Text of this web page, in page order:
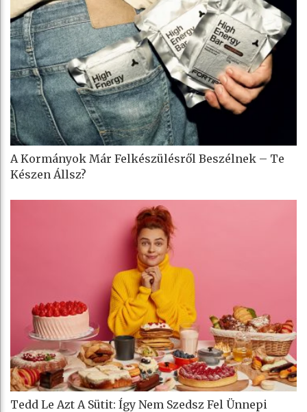
A Kormányok Már Felkészülésről Beszélnek – Te
Készen Állsz?
Tedd Le Azt A Sütit: Így Nem Szedsz Fel Ünnepi